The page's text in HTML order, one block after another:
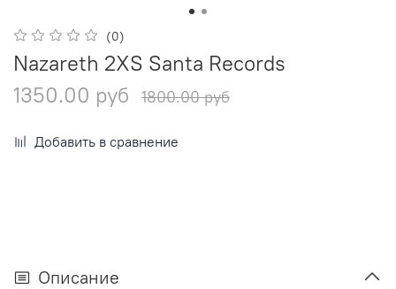
(0)
Nazareth 2XS Santa Records
1350.00 руб
1800.00 руб
Добавить в сравнение
Описание